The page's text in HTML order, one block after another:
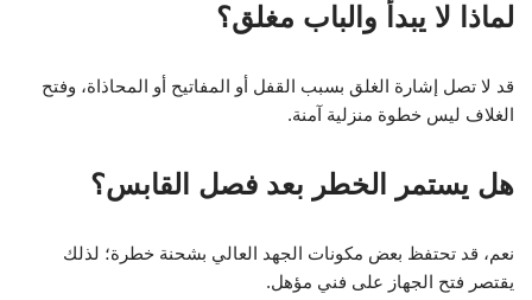
لماذا لا يبدأ والباب مغلق؟
قد لا تصل إشارة الغلق بسبب القفل أو المفاتيح أو المحاذاة، وفتح
الغلاف ليس خطوة منزلية آمنة.
هل يستمر الخطر بعد فصل القابس؟
نعم، قد تحتفظ بعض مكونات الجهد العالي بشحنة خطرة؛ لذلك
يقتصر فتح الجهاز على فني مؤهل.